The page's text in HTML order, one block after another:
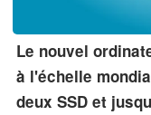
Le nouvel
à l'échelle
deux SSD et